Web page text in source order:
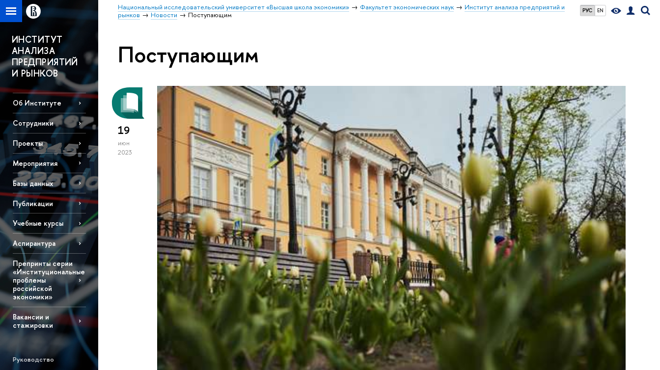
РУС EN
Национальный исследовательский университет «Высшая школа экономики» Факультет экономических наук
Институт анализа предприятий и
рынков
Новости Поступающим
ИНСТИТУТ
АНАЛИЗА
ПРЕДПРИЯТИЙ
И РЫНКОВ
Об Институте
Сотрудники
Проекты
Мероприятия
Базы данных
Публикации
Учебные курсы
Аспирантура
Препринты серии
«Институциональные
проблемы
российской
экономики»
Вакансии и
стажировки
Руководство
Поступающим
19
июн
2023